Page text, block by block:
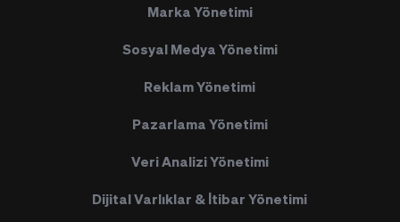
Marka Yönetimi
Sosyal Medya Yönetimi
Reklam Yönetimi
Pazarlama Yönetimi
Veri Analizi Yönetimi
Dijital Varlıklar & İtibar Yönetimi